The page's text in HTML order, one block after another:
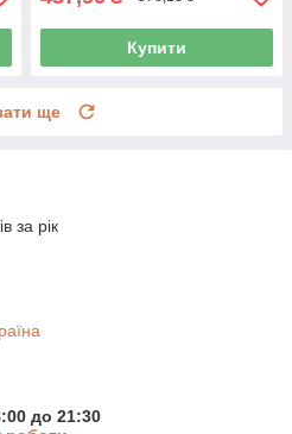
Купити
ще
за рік
до 21:30